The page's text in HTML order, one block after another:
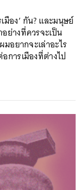
มือง’ กัน? และมนุษย์
ย่างที่ควรจะเป็น
มอยากจะเล่าอะไร
การเมืองที่ต่างไป